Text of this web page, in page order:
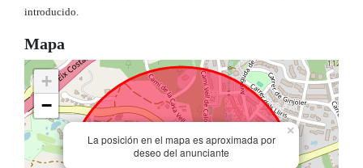
introducido.
Mapa
La posición en el mapa es aproximada por
deseo del anunciante
×
+
−